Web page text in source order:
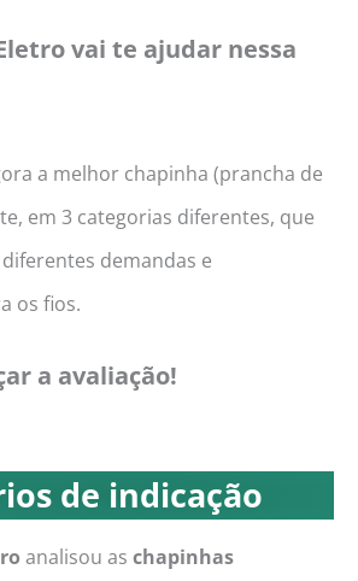
vai te ajudar nessa
a melhor chapinha (prancha de
em 3 categorias diferentes, que
demandas e
os fios.
a avaliação!
de indicação
analisou as chapinhas